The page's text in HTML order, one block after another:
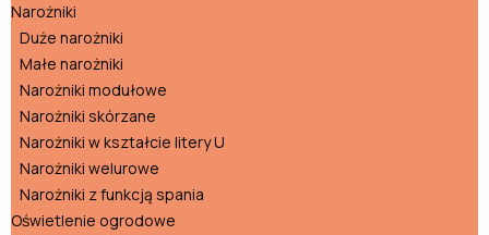
Narożniki
Duże narożniki
Małe narożniki
Narożniki modułowe
Narożniki skórzane
Narożniki w kształcie litery U
Narożniki welurowe
Narożniki z funkcją spania
Oświetlenie ogrodowe